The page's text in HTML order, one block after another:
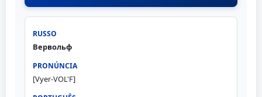
Вервольф
[Vyer-VOL'F]